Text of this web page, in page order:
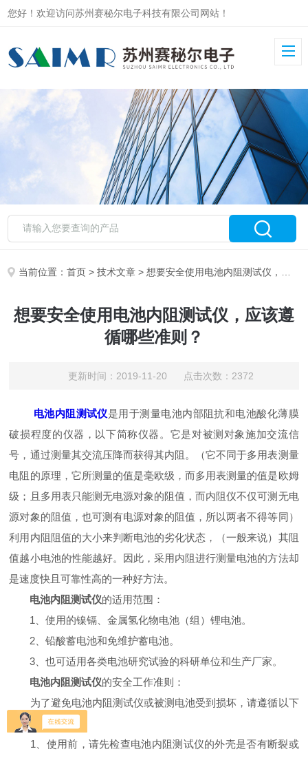
您好！欢迎访问苏州赛秘尔电子科技有限公司网站！
当前位置：首页 >技术文章 > 想要安全使用电池内阻测试仪，应该遵循哪些准则？
想要安全使用电池内阻测试仪，应该遵
循哪些准则？
更新时间：2019-11-20 点击次数：2372
电池内阻测试仪是用于测量电池内部阻抗和电池酸化薄膜
破损程度的仪器，以下简称仪器。它是对被测对象施加交流信
号，通过测量其交流压降而获得其内阻。（它不同于多用表测量
电阻的原理，它所测量的值是毫欧级，而多用表测量的值是欧姆
级；且多用表只能测无电源对象的阻值，而内阻仪不仅可测无电
源对象的阻值，也可测有电源对象的阻值，所以两者不得等同）
利用内阻阻值的大小来判断电池的劣化状态，（一般来说）其阻
值越小电池的性能越好。因此，采用内阻进行测量电池的方法却
是速度快且可靠性高的一种好方法。
电池内阻测试仪的适用范围：
1、使用的镍镉、金属氢化物电池（组）锂电池。
2、铅酸蓄电池和免维护蓄电池。
3、也可适用各类电池研究试验的科研单位和生产厂家。
电池内阻测试仪的安全工作准则：
为了避免电池内阻测试仪或被测电池受到损坏，请遵循以下
的准则：
1、使用前，请先检查电池内阻测试仪的外壳是否有断裂或